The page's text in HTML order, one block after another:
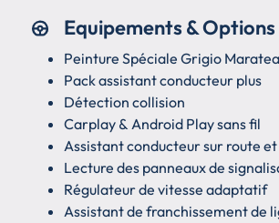
Equipements & Options
Peinture Spéciale Grigio
Pack assistant conducteur plus
Détection collision
Carplay & Android Play sans fil
Assistant conducteur sur route
Lecture des panneaux de
Régulateur de vitesse adaptatif
Assistant de franchissement de